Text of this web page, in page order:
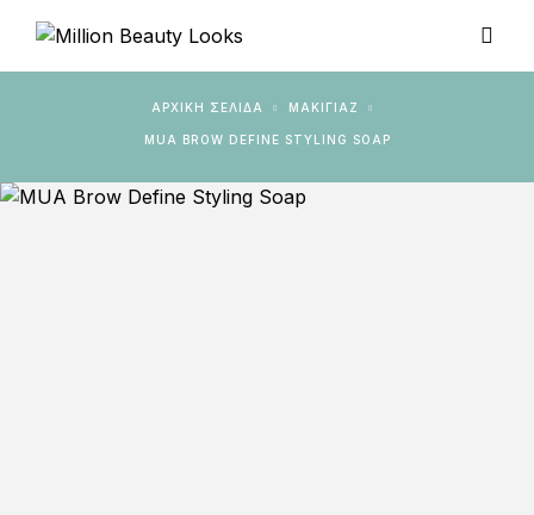
ΑΡΧΙΚΉ ΣΕΛΊΔΑ ΜΑΚΙΓΙΑΖ
MUA BROW DEFINE STYLING SOAP